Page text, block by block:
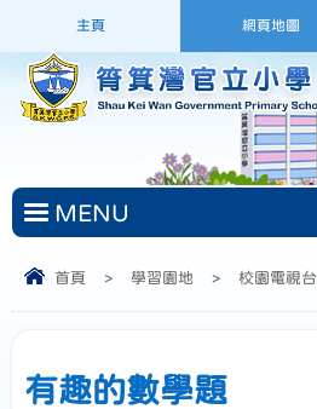
主頁 網頁地圖
MENU
首頁 > 學習園地 > 校園電視台
有趣的數學題